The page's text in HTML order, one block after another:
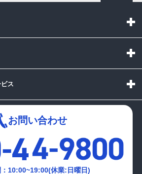
ス
お問い合わせ
10:00~19:00(休業:日曜日)